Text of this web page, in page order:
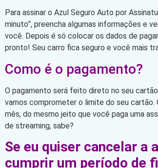
Para assinar o Azul Seguro Auto por
minuto”, preencha algumas informações e
você. Depois é só colocar os dados de
pronto! Seu carro fica seguro e você mais
Como é o pagamento?
O pagamento será feito direto no seu
vamos comprometer o limite do seu cartão.
mês, do mesmo jeito que você paga uma
de streaming, sabe?
Se eu quiser cancelar a
cumprir um período de